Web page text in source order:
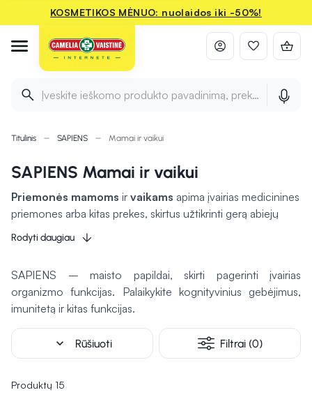
KOSMETIKOS MĖNUO: nuolaidos iki -50%!
Įveskite ieškomo produkto pavadinimą, prekės ženklą ir
Titulinis SAPIENS Mamai ir vaikui
SAPIENS Mamai ir vaikui
Priemonės mamoms ir vaikams apima įvairias medicinines
priemones arba kitas prekes, skirtus užtikrinti gerą abiejų
būklę. Maisto papildai, tokie kaip vitaminai ir mineralai,
padėti palaikyti mamos energiją ir imunitetą
Vaikams skirti šampūnai ir kremai gaminami iš natūralių
ingredientų, kad būtų švelnūs ir nealergizuotų, užtikrinant
odos ir plaukų priežiūrą nuo pat ankstyvos vaikystės. Kitos
higienos priemonės, pavyzdžiui, drėgnos servetėlės ar
specialūs kremai, skirti užtikrinti kasdienę higieną ir komfortą
Rodyti daugiau
SAPIENS – maisto papildai, skirti pagerinti įvairias
organizmo funkcijas. Palaikykite kognityvinius gebėjimus,
imunitetą ir kitas funkcijas.
expand_more Rūšiuoti Filtrai (0)
Produktų 15